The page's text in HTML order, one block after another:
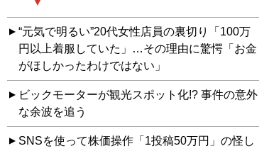
“元気で明るい”20代女性店員の裏切り「100万
円以上着服していた」…その理由に驚愕「お金
がほしかったわけではない」
ビックモーターが観光スポット化!? 事件の意外
な余波を追う
SNSを使って株価操作「1投稿50万円」の怪し